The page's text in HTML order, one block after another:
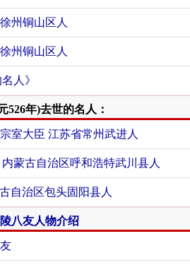
州铜山区人
州铜山区人
人》
526年)去世的名人：
室大臣 江苏省常州武进人
蒙古自治区呼和浩特武川县人
自治区包头固阳县人
八友人物介绍